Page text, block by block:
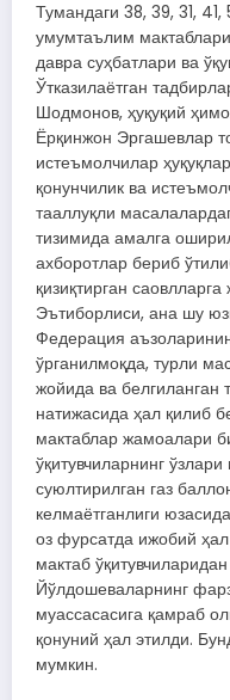
Тумандаги 38, 39, 31,
умумтаълим
давра суҳбатлари ва
Ўтказилаётган
Шодмонов, ҳуқуқий
Ёрқинжон Эргашевлар
истеъмолчилар
қонунчилик ва
тааллуқли
тизимида амалга
ахборотлар бериб
қизиқтирган
Эътиборлиси, ана шу
Федерация
ўрганилмоқда, турли
жойида ва белгиланган
натижасида ҳал қилиб
мактаблар жамоалари
ўқитувчиларнинг
суюлтирилган газ
келмаётганлиги
оз фурсатда ижобий
мактаб
Йўлдошеваларнинг
муассасасига қамраб
қонуний ҳал этилди.
мумкин.